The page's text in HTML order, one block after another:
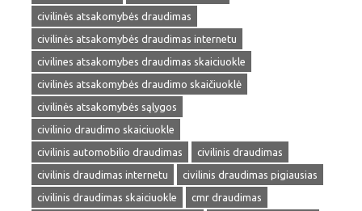
civilinės atsakomybės draudimas
civilinės atsakomybės draudimas internetu
civilines atsakomybes draudimas skaiciuokle
civilinės atsakomybės draudimo skaičiuoklė
civilinės atsakomybės sąlygos
civilinio draudimo skaiciuokle
civilinis automobilio draudimas
civilinis draudimas
civilinis draudimas internetu
civilinis draudimas pigiausias
civilinis draudimas skaiciuokle
cmr draudimas